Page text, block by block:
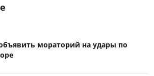
мораторий на удары по